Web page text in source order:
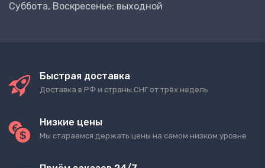
Суббота, Воскресенье: выходной
Быстрая доставка
Доставка в РФ и страны СНГ от трёх недель
Низкие цены
Мы стараемся держать цены на самом низком уровне